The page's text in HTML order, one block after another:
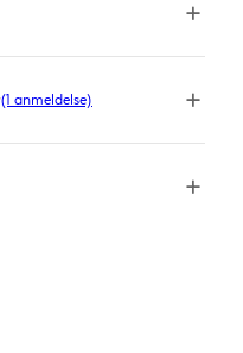
(1 anmeldelse)